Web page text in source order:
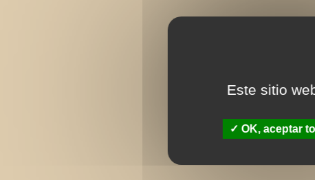
Este sitio
OK, aceptar